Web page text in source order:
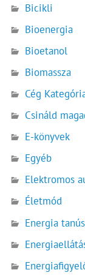
Bicikli
Bioenergia
Bioetanol
Biomassza
Cég
Csináld
E-könyvek
Egyéb
Elektromos
Életmód
Energia